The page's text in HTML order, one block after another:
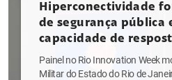
Hiperconectividade
de segurança pública
capacidade de
Painel no Rio Innovation Week
Militar do Estado do Rio de